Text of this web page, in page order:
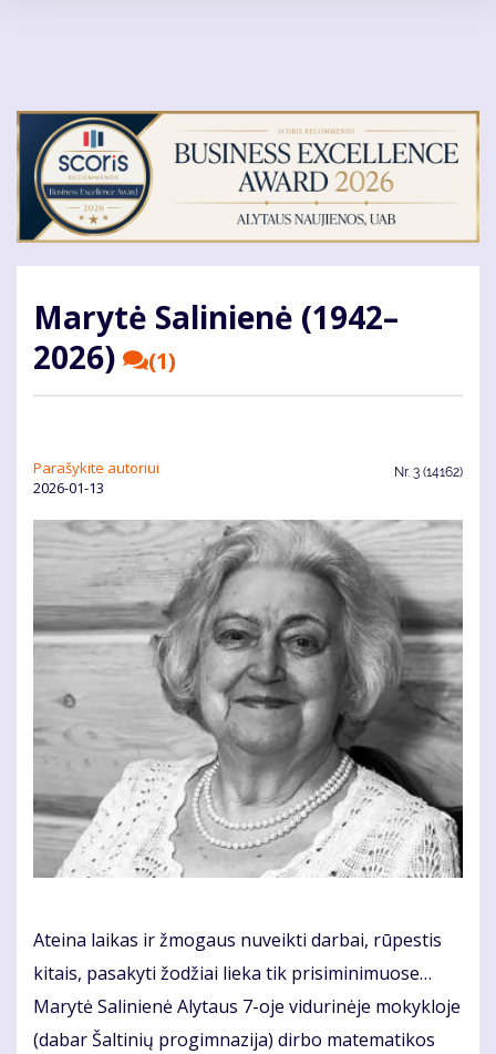
Marytė Salinienė (1942–
2026)
(1)
Parašykite autoriui
2026-01-13
Nr. 3 (14162)
Ateina laikas ir žmogaus nuveikti darbai, rūpestis
kitais, pasakyti žodžiai lieka tik prisiminimuose…
Marytė Salinienė Alytaus 7-oje vidurinėje mokykloje
(dabar Šaltinių progimnazija) dirbo matematikos